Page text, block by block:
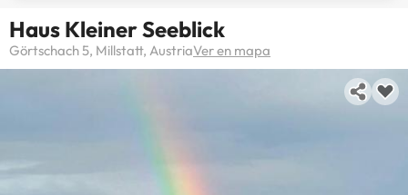
Haus Kleiner Seeblick
Görtschach 5, Millstatt, AustriaVer en mapa